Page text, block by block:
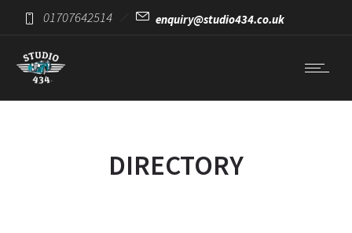
01707642514 enquiry@studio434.co.uk
DIRECTORY